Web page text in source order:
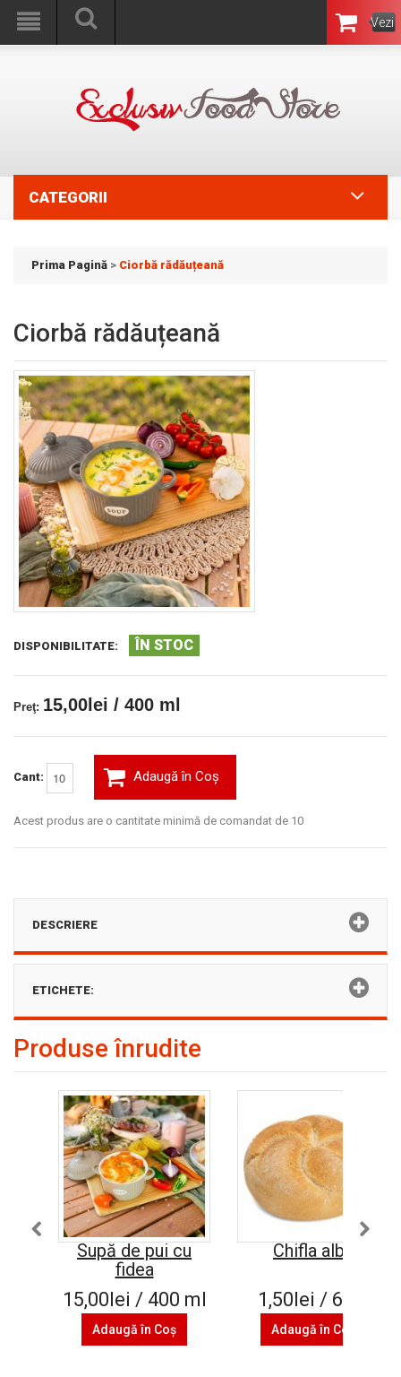
Vezi
Coşul
CATEGORII
Prima Pagină > Ciorbă rădăuțeană
Ciorbă rădăuțeană
DISPONIBILITATE: ÎN STOC
Preţ: 15,00lei / 400 ml
Cant: Adaugă în Coş
Acest produs are o cantitate minimă de comandat de 10
DESCRIERE
ETICHETE:
Produse înrudite
Supă de pui cu
fidea
15,00lei / 400 ml
Adaugă în Coş
Chifla alba
1,50lei / 60 g
Adaugă în Coş